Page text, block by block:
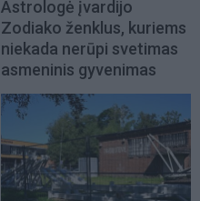
Astrologė įvardijo
Zodiako ženklus, kuriems
niekada nerūpi svetimas
asmeninis gyvenimas